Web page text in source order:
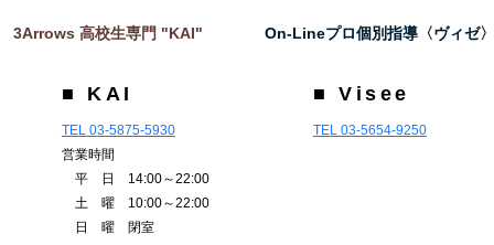
3Arrows 高校生専門 "KAI"
■ KAI
TEL 03-5875-5930
営業時間
平 日 14:00～22:00
土 曜 10:00～22:00
日 曜 閉室
On-Lineプロ個別指導〈ヴィゼ〉
■ Visee
TEL 03-5654-9250